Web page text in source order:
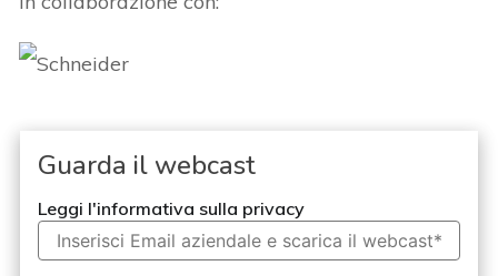
Guarda il webcast
Leggi l'informativa sulla privacy